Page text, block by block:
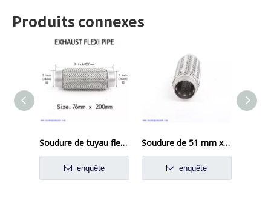
Produits connexes
Soudure de tuyau flexi d'échappement de 76 mm x 200 mm sur la réparation du tube flexible du joint flexible
enquête
Soudure de 51 mm x 200 mm sur le tuyau flexi d'échappement Réparation du tube flexible du tuyau flexible
enquête